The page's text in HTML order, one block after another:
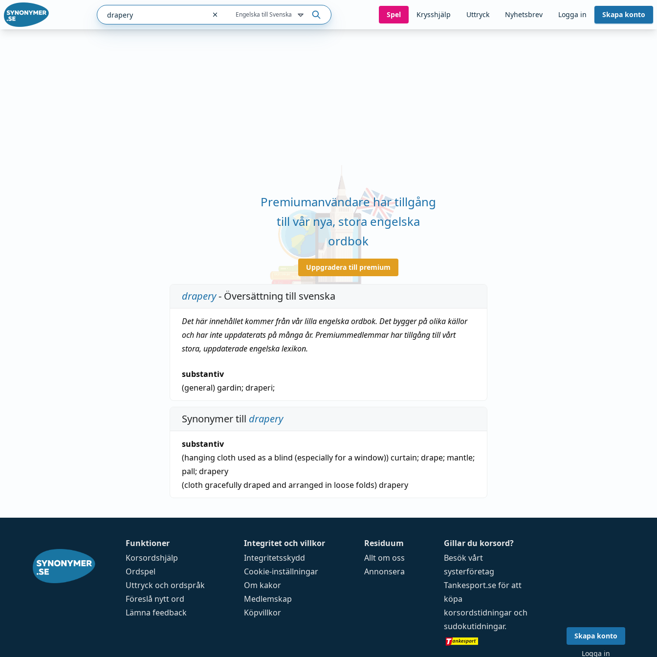
Engelska till Svenska Spel Krysshjälp Uttryck Nyhetsbrev Logga in Skapa konto
Premiumanvändare har tillgång
till vår nya, stora engelska
ordbok
Uppgradera till premium
drapery- Översättning till svenska
Det här innehållet kommer från vår lilla engelska ordbok. Det bygger på olika källor
och har inte uppdaterats på många år. Premiummedlemmar har tillgång till vårt
stora, uppdaterade engelska lexikon.
substantiv
(general)gardin; draperi;
Synonymer till drapery
substantiv
(hanging cloth used as a blind (especially for a window))curtain; drape; mantle;
pall; drapery
(cloth gracefully draped and arranged in loose folds)drapery
Funktioner
Korsordshjälp
Ordspel
Uttryck och ordspråk
Föreslå nytt ord
Lämna feedback
Integritet och villkor
Integritetsskydd
Cookie-inställningar
Om kakor
Medlemskap
Köpvillkor
Residuum
Allt om oss
Annonsera
Gillar du korsord?
Besök vårt
systerföretag
Tankesport.seför att
köpa
korsordstidningar och
sudokutidningar.
Skapa konto
Logga in